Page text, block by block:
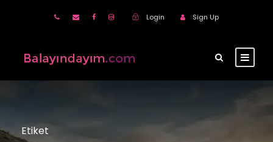
Login Sign Up
Etiket